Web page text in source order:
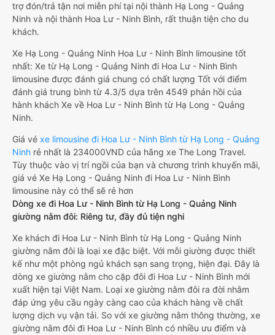
trợ đón/trả tận nơi miễn phí tại nội thành Hạ Long - Quảng
Ninh và nội thành Hoa Lư - Ninh Bình, rất thuận tiện cho du
khách.
Xe Hạ Long - Quảng Ninh Hoa Lư - Ninh Bình limousine tốt
nhất: Xe từ Hạ Long - Quảng Ninh đi Hoa Lư - Ninh Bình
limousine được đánh giá chung có chất lượng Tốt với điểm
đánh giá trung bình từ 4.3/5 dựa trên 4549 phản hồi của
hành khách Xe về Hoa Lư - Ninh Bình từ Hạ Long - Quảng
Ninh.
Giá vé xe limousine đi Hoa Lư - Ninh Bình từ Hạ Long - Quảng
Ninh rẻ nhất là 234000VND của hãng xe The Long Travel.
Tùy thuộc vào vị trí ngồi của bạn và chương trình khuyến mãi,
giá vé Xe Hạ Long - Quảng Ninh đi Hoa Lư - Ninh Bình
limousine này có thể sẽ rẻ hơn
Dòng xe đi Hoa Lư - Ninh Bình từ Hạ Long - Quảng Ninh
giường nằm đôi: Riêng tư, đầy đủ tiện nghi
Xe khách đi Hoa Lư - Ninh Bình từ Hạ Long - Quảng Ninh
giường nằm đôi là loại xe đặc biệt. Với mỗi giường được thiết
kế như một phòng ngủ khách sạn sang trọng, hiện đại. Đây là
dòng xe giường nằm cho cặp đôi đi Hoa Lư - Ninh Bình mới
xuất hiện tại Việt Nam. Loại xe giường nằm đôi ra đời nhằm
đáp ứng yêu cầu ngày càng cao của khách hàng về chất
lượng dịch vụ vận tải. So với xe giường nằm thông thường, xe
giường nằm đôi đi Hoa Lư - Ninh Bình có nhiều ưu điểm và